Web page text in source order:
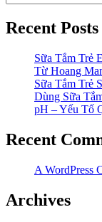
Recent Posts
Sữa Tắm Trẻ
Từ Hoang
Sữa Tắm Trẻ
Dùng Sữa
pH – Yếu Tố
Recent
A WordPress
Archives